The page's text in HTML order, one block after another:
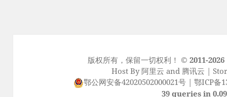
版权所有，保留一切权利！ © 2011-2026
Host By 阿里云 and 腾讯云 |
鄂公网安备42020502000021号 |鄂ICP备
39 queries in